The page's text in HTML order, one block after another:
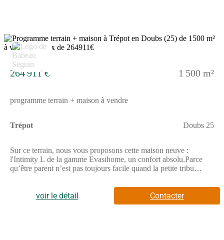
7
264 911 € 1 500 m²
programme terrain + maison à vendre
Trépot Doubs 25
Sur ce terrain, nous vous proposons cette maison neuve :
l'Intimity L de la gamme Evasihome, un confort absolu.Parce
qu’être parent n’est pas toujours facile quand la petite tribu
lieu bien à soi, Babeau-Seguin propose une nouvelle gamme de
maisons avec suite parentale, Evasihome. L’Intimity L va vous
séduire, vous qui, après une longue journée, avez besoin de vous
voir le détail Contacter